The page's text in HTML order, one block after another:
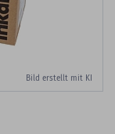
Bild erstellt mit KI